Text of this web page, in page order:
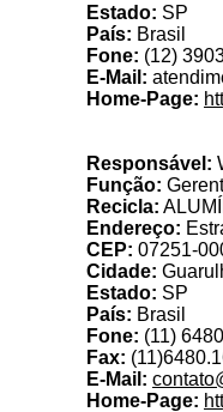
Estado: SP
País: Brasil
Fone: (12)
E-Mail:
Home-Page:
Responsável:
Função:
Recicla:
Endereço:
CEP: 07251-
Cidade:
Estado: SP
País: Brasil
Fone: (11)
Fax:
E-Mail:
Home-Page: